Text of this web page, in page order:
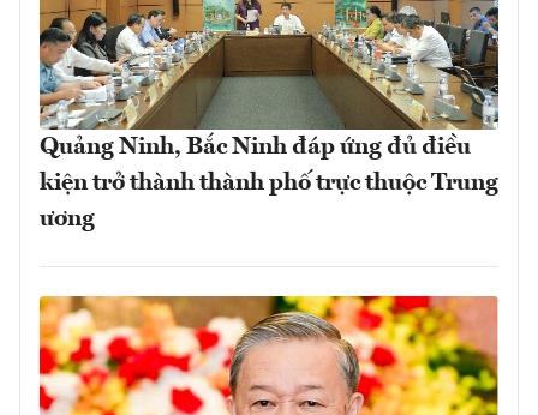
Quảng Ninh, Bắc Ninh đáp ứng đủ điều
kiện trở thành thành phố trực thuộc Trung
ương